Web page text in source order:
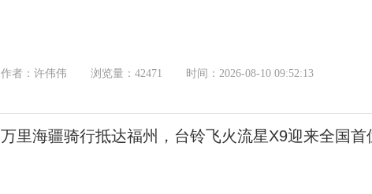
作者：许伟伟 浏览量：42471 时间：2026-08-10 09:52:13
万里海疆骑行抵达福州，台铃飞火流星X9迎来全国首